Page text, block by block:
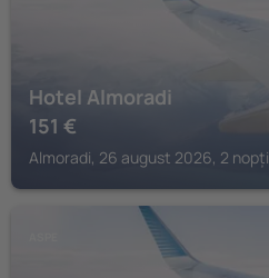
Hotel Almoradi
151 €
Almoradi, 26 august 2026, 2 nopți